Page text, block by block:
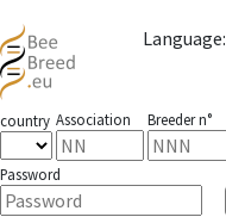
Language:
country Association Breeder n°
Password